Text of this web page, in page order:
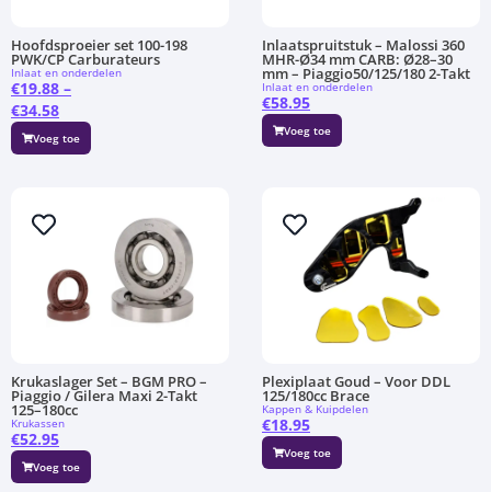
Hoofdsproeier set 100-198
PWK/CP Carburateurs
Inlaat en onderdelen
Voeg toe
€19.88 –
€34.58
Inlaatspruitstuk – Malossi 360
MHR-Ø34 mm CARB: Ø28–30
mm – Piaggio50/125/180 2-Takt
Inlaat en onderdelen
Voeg toe
€58.95
Krukaslager Set – BGM PRO –
Piaggio / Gilera Maxi 2-Takt
125–180cc
Krukassen
Voeg toe
€52.95
Plexiplaat Goud – Voor DDL
125/180cc Brace
Kappen & Kuipdelen
Voeg toe
€18.95